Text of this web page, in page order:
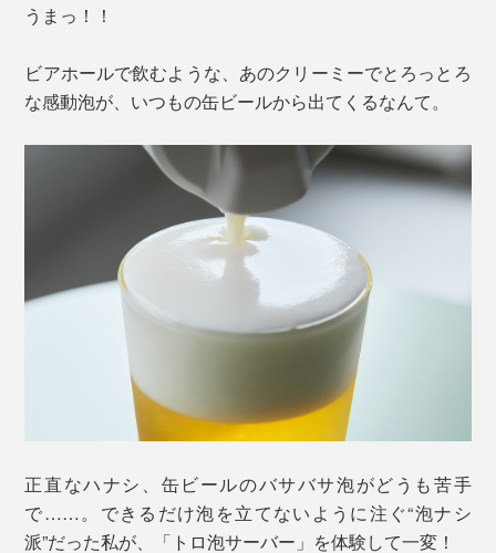
うまっ！！
ビアホールで飲むような、あのクリーミーでとろっとろ
な感動泡が、いつもの缶ビールから出てくるなんて。
正直なハナシ、缶ビールのバサバサ泡がどうも苦手
で……。できるだけ泡を立てないように注ぐ“泡ナシ
派”だった私が、「トロ泡サーバー」を体験して一変！